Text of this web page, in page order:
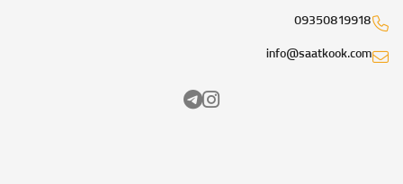
09350819918
info@saatkook.com